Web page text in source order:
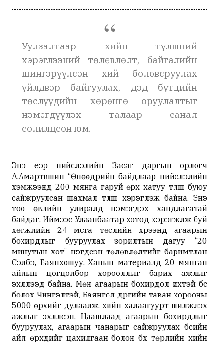
Уулзалтаар хийн түлшний
хэрэглээний төлөвлөлт, байгалийн
шингэрүүлсэн хий боловсруулах
үйлдвэр байгуулах, дэд бүтцийн
төслүүдийн хөрөнгө оруулалтыг
нэмэгдүүлэх талаар санал
солилцсон юм.
Энэ үеэр нийслэлийн Засаг даргын орлогч
А.Амартүвшин “Өнөөдрийн байдлаар нийслэлийн
хэмжээнд 200 мянга гаруй өрх хатуу түлш буюу
сайжруулсан шахмал түлш хэрэглэж байна. Энэ
тоо өвлийн улиралд нэмэгдэх хандлагатай
байдаг. Иймээс Улаанбаатар хотод хэрэгжүүлж буй
хөгжлийн 24 мега төслийн хүрээнд агаарын
бохирдлыг бууруулах зорилтын дагуу “20
минутын хот” нэгдсэн төлөвлөлтийг баримтлан
Сэлбэ, Баянхошуу, Ханын материалд 20 мянган
айлын цогцолбор хорооллыг барих ажлыг
эхлүүлээд байна. Мөн агаарын бохирдол ихтэй бүс
болох Чингэлтэй, Баянгол дүүргийн таван хорооны
5000 өрхийг дулаалж, хийн халаагуурт шилжүүлэх
ажлыг эхлүүлсэн. Цаашлаад агаарын бохирдлыг
бууруулах, агаарын чанарыг сайжруулах бүсийн
айл өрхүүдийг цахилгаан болон бүх төрлийн хийн